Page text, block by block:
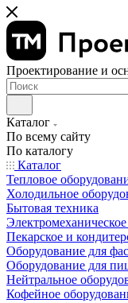
Проектирование и
Каталог
По всему сайту
По каталогу
Каталог
Тепловое
Холодильное
Бытовая техника
Пекарское и
Оборудование для
Оборудование для
Нейтральное
Кофейное